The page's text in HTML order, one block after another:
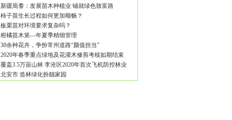
贴政策
新疆焉耆：发展苗木种植业 铺就绿色致富路
柿子苗生长过程如何更加顺畅？
板栗苗对环境要求复杂吗？
柑橘苗木第—年夏季精细管理
30余种花卉，争扮常州道路“颜值担当”
2020年春季重点绿地及花灌木修剪考核如期结束
覆盖3.5万亩山林 李沧区2020年首次飞机防控林业
病虫害顺利启程
北安市 造林绿化扮靓家园